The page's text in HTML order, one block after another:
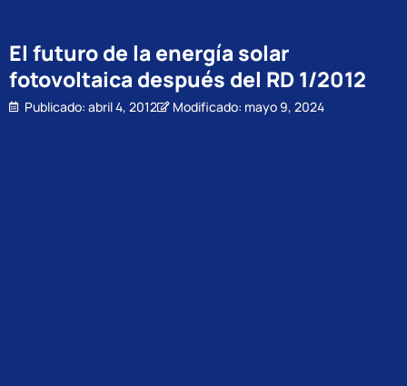
El futuro de la energía solar
fotovoltaica después del RD 1/2012
Publicado: abril 4, 2012 Modificado: mayo 9, 2024